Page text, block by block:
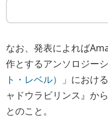
なお、発表によれば
作とするアンソロジー
ト・レベル）
」におけ
ャドウラビリンス』か
とのこと。